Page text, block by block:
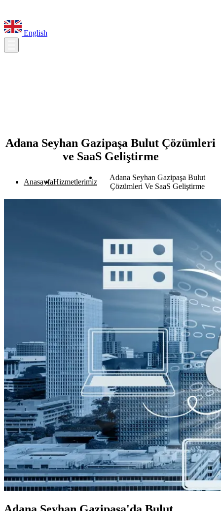
English
Adana Seyhan Gazipaşa Bulut Çözümleri
ve SaaS Geliştirme
AnasayfaHizmetlerimiz
Adana Seyhan Gazipaşa Bulut
Çözümleri Ve SaaS Geliştirme